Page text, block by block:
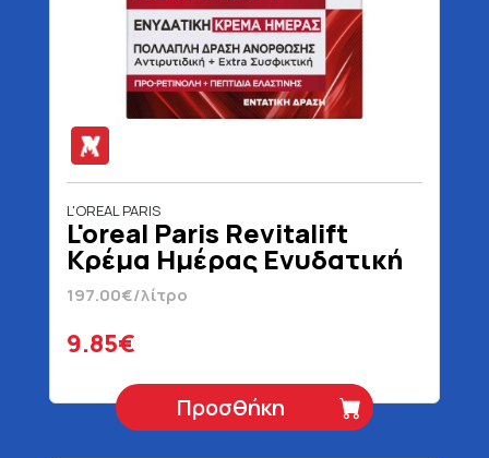
L'OREAL PARIS
L'oreal Paris Revitalift
Κρέμα Ημέρας Ενυδατική
50 ml
197.00€/λίτρο
9.85€
Προσθήκη